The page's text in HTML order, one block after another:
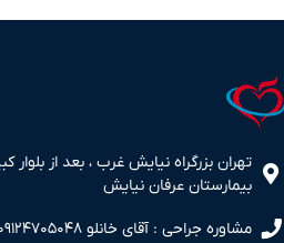
تهران بزرگراه نیایش غرب ، بعد از بلوار
بیمارستان عرفان نیایش
مشاوره جراحی : آقای خانلو ۰۹۱۲۴۷۰۵۰۴۸